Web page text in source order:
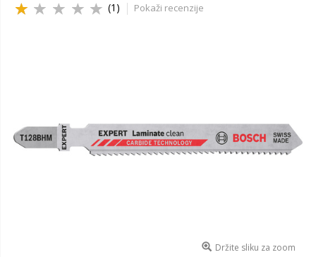
(1) Pokaži recenzije
Držite sliku za zoom